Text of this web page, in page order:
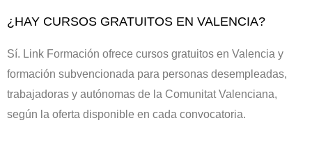
¿HAY CURSOS GRATUITOS EN VALENCIA?
Sí. Link Formación ofrece cursos gratuitos en Valencia y
formación subvencionada para personas desempleadas,
trabajadoras y autónomas de la Comunitat Valenciana,
según la oferta disponible en cada convocatoria.